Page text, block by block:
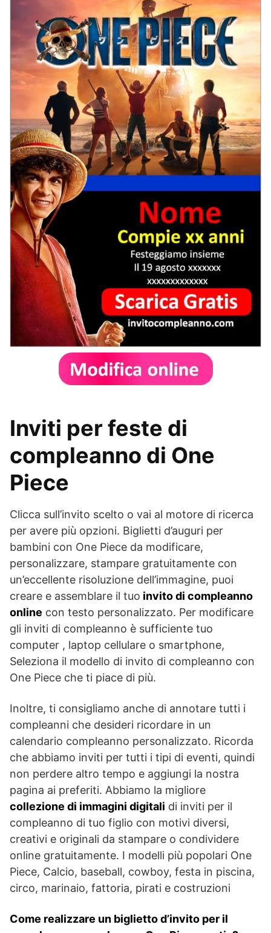
Inviti per feste di
compleanno di One
Piece
Clicca sull’invito scelto o vai al motore di ricerca
per avere più opzioni. Biglietti d’auguri per
bambini con One Piece da modificare,
personalizzare, stampare gratuitamente con
un’eccellente risoluzione dell’immagine, puoi
creare e assemblare il tuo invito di compleanno
online con testo personalizzato. Per modificare
gli inviti di compleanno è sufficiente tuo
computer , laptop cellulare o smartphone,
Seleziona il modello di invito di compleanno con
One Piece che ti piace di più.
Inoltre, ti consigliamo anche di annotare tutti i
compleanni che desideri ricordare in un
calendario compleanno personalizzato. Ricorda
che abbiamo inviti per tutti i tipi di eventi, quindi
non perdere altro tempo e aggiungi la nostra
pagina ai preferiti. Abbiamo la migliore
collezione di immagini digitali di inviti per il
compleanno di tuo figlio con motivi diversi,
creativi e originali da stampare o condividere
online gratuitamente. I modelli più popolari One
Piece, Calcio, baseball, cowboy, festa in piscina,
circo, marinaio, fattoria, pirati e costruzioni
Come realizzare un biglietto d’invito per il